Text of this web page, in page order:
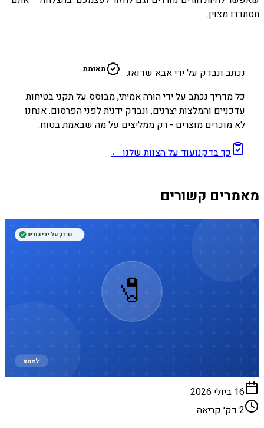
תסתדרו מצוין.
נכתב ונבדק על ידי אבא שדואג
מאומת
כל מדריך נכתב על ידי הורה אמיתי, מבוסס על תקני בטיחות
עדכניים והמלצות יצרנים, ונבדק ידנית לפני הפרסום. אנחנו
לא מוכרים מוצרים - רק ממליצים על מה שבאמת בטוח.
כך בדקנועוד על הצוות שלנו ←
מאמרים קשורים
🧷
לאמא
נבדק על ידי הורים
16 ביולי 2026
2 דק׳ קריאה